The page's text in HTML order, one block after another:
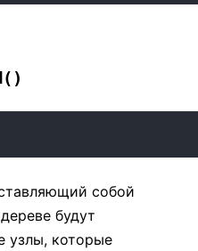
собой
будут
узлы, которые